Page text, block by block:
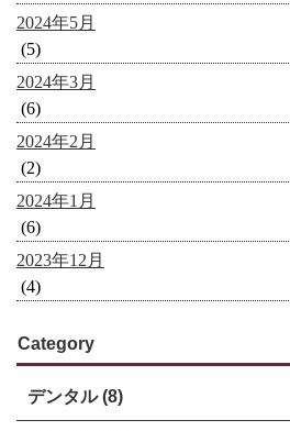
2024年5月
(5)
2024年3月
(6)
2024年2月
(2)
2024年1月
(6)
2023年12月
(4)
Category
デンタル (8)